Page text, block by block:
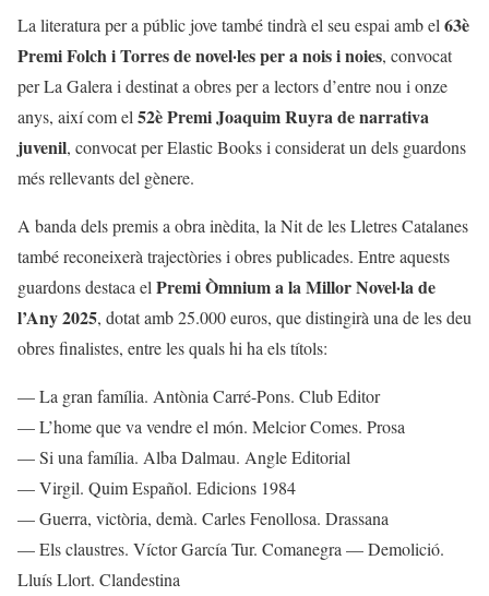
La literatura per a públic jove també tindrà el seu espai amb el 63è
Premi Folch i Torres de novel·les per a nois i noies, convocat
per La Galera i destinat a obres per a lectors d’entre nou i onze
anys, així com el 52è Premi Joaquim Ruyra de narrativa
juvenil, convocat per Elastic Books i considerat un dels guardons
més rellevants del gènere.
A banda dels premis a obra inèdita, la Nit de les Lletres Catalanes
també reconeixerà trajectòries i obres publicades. Entre aquests
guardons destaca el Premi Òmnium a la Millor Novel·la de
l’Any 2025, dotat amb 25.000 euros, que distingirà una de les deu
obres finalistes, entre les quals hi ha els títols:
— La gran família. Antònia Carré-Pons. Club Editor
— L’home que va vendre el món. Melcior Comes. Prosa
— Si una família. Alba Dalmau. Angle Editorial
— Virgil. Quim Español. Edicions 1984
— Guerra, victòria, demà. Carles Fenollosa. Drassana
— Els claustres. Víctor García Tur. Comanegra — Demolició.
Lluís Llort. Clandestina